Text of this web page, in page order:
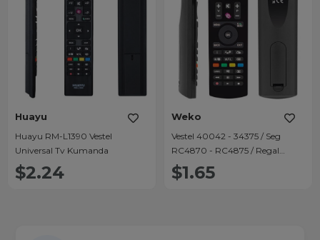
Huayu
Huayu RM-L1390 Vestel
Universal Tv Kumanda
$2.24
Weko
Vestel 40042 - 34375 / Seg
RC4870 - RC4875 / Regal
43R6550 Yuvarlak Göbek Mini
Lcd Tv Kumanda
$1.65